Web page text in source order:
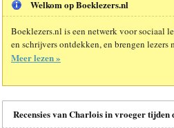
Welkom op Boeklezers.nl
Boeklezers.nl is een netwerk voor sociaal
en schrijvers ontdekken, en brengen lezers
Meer lezen »
Recensies van Charlois in vroeger tijden